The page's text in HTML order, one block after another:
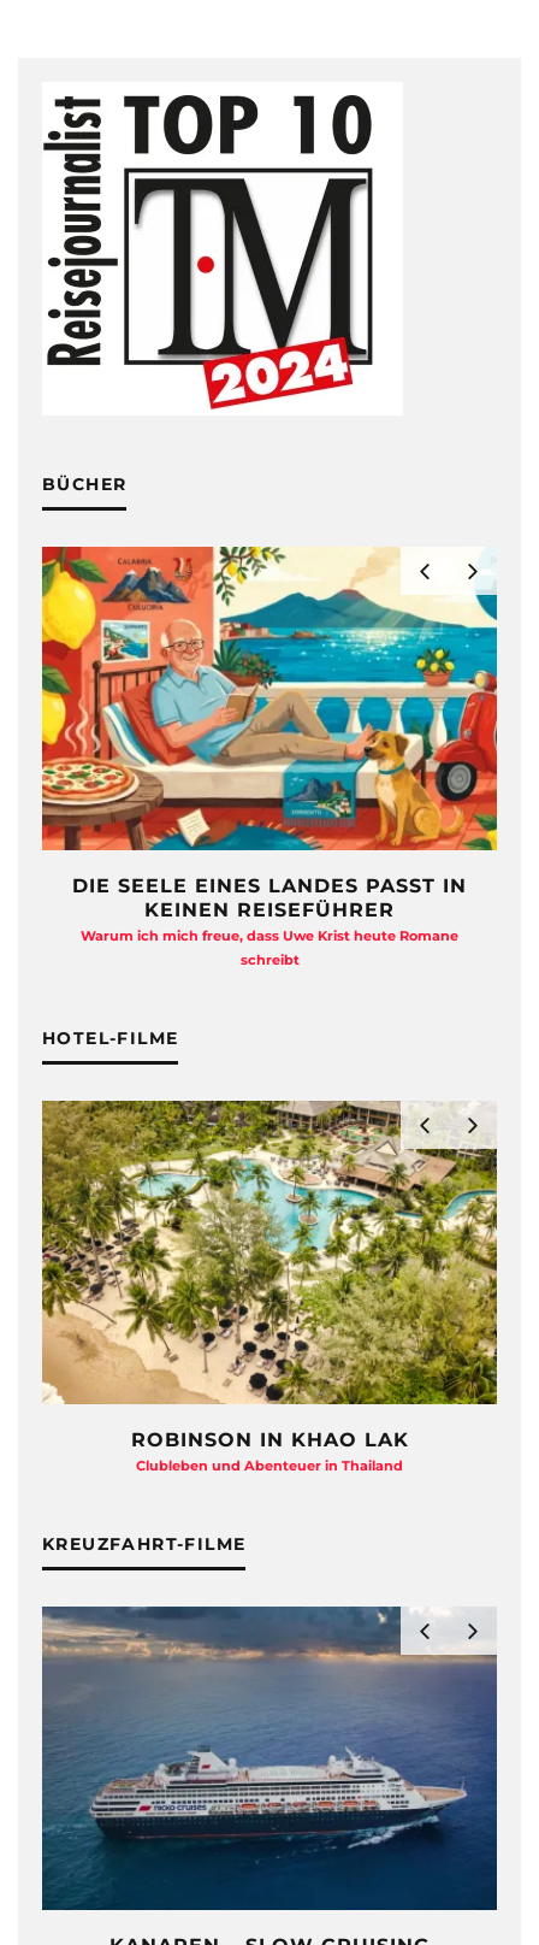
BÜCHER
DIE SEELE EINES LANDES PASST IN
KEINEN REISEFÜHRER
Warum ich mich freue, dass Uwe Krist heute Romane
schreibt
HOTEL-FILME
ROBINSON IN KHAO LAK
Clubleben und Abenteuer in Thailand
KREUZFAHRT-FILME